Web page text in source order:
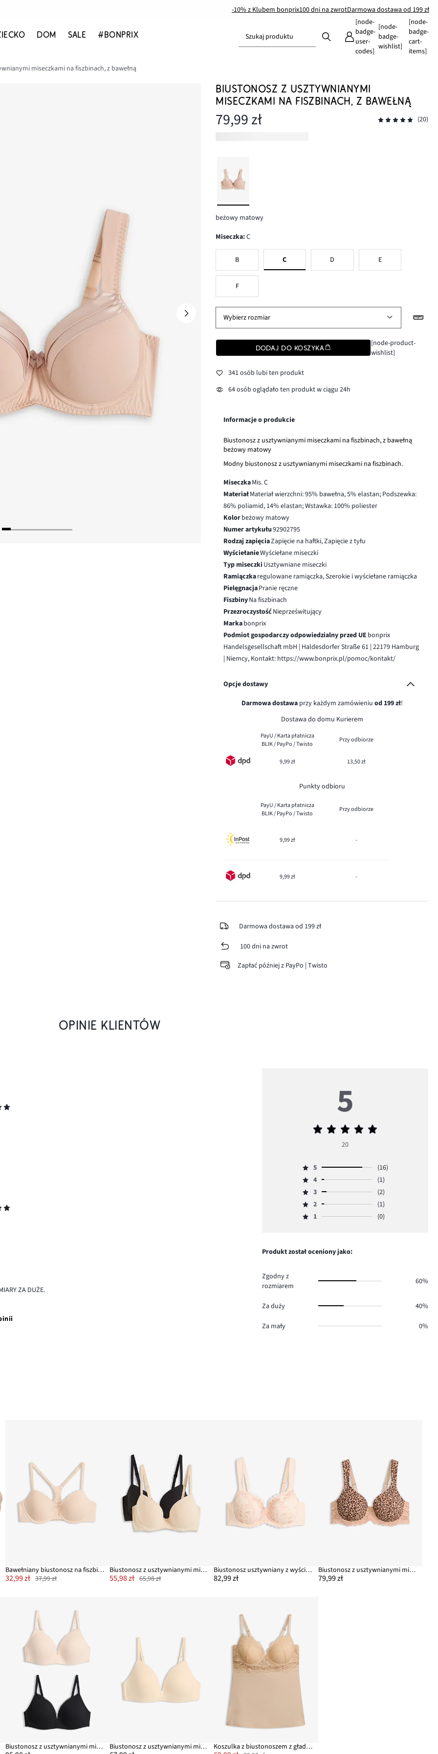
-10% z Klubem bonprix100 dni na zwrotDarmowa dostawa od 199 zł
DOM SALE #BONPRIX Szukaj produktu
[node-
badge-
user-
codes]
[node-
badge-
wishlist]
[node-
badge-
cart-
items]
miseczkami na fiszbinach, z bawełną
BIUSTONOSZ Z USZTYWNIANYMI
MISECZKAMI NA FISZBINACH, Z BAWEŁNĄ
79,99 zł (20)
beżowy matowy
Miseczka:C
B C D E
F
Wybierz rozmiar
DODAJ DO KOSZYKA
[node-product-
wishlist]
341 osób lubi ten produkt
64 osób oglądało ten produkt w ciągu 24h
Informacje o produkcie
Biustonosz z usztywnianymi miseczkami na fiszbinach, z bawełną
beżowy matowy
Modny biustonosz z usztywnianymi miseczkami na fiszbinach.
MiseczkaMis. C
MateriałMateriał wierzchni: 95% bawełna, 5% elastan; Podszewka:
86% poliamid, 14% elastan; Wstawka: 100% poliester
Kolorbeżowy matowy
Numer artykułu92902795
Rodzaj zapięciaZapięcie na haftki, Zapięcie z tyłu
WyściełanieWyściełane miseczki
Typ miseczki Usztywniane miseczki
Ramiączkaregulowane ramiączka, Szerokie i wyściełane ramiączka
PielęgnacjaPranie ręczne
FiszbinyNa fiszbinach
PrzezroczystośćNieprześwitujący
Markabonprix
Podmiot gospodarczy odpowiedzialny przed UE bonprix
Handelsgesellschaft mbH | Haldesdorfer Straße 61 | 22179 Hamburg
| Niemcy, Kontakt: https://www.bonprix.pl/pomoc/kontakt/
Opcje dostawy
Darmowa dostawaprzy każdym zamówieniu od 199 zł!
Dostawa do domu Kurierem
PayU / Karta płatnicza
BLIK / PayPo / Twisto
Przy odbiorze
9,99 zł 13,50 zł
Punkty odbioru
PayU / Karta płatnicza
BLIK / PayPo / Twisto
Przy odbiorze
9,99 zł -
9,99 zł -
Darmowa dostawa od 199 zł
100 dni na zwrot
Zapłać później z PayPo | Twisto
OPINIE KLIENTÓW
ZA DUŻE.
5
Średnia
5
20
Ocena
5,
ilość
głosów
5
(16)
Ocena
4,
ilość
głosów
4
(1)
Ocena
3,
ilość
3
(2)
Ocena
2,
1.
2
(1)
Ocena
głosów
1 (0)
Produkt został oceniony jako:
Zgodny z
rozmiarem
60%
Za duży 40%
Za mały 0%
Bawełniany biustonosz na fiszbinach z formowanymi miseczkami i zapięciem z przodu
32,99 zł 37,99 zł
Biustonosz z usztywnianymi miseczkami z bawełną organiczną (2 szt.)
55,98 zł 65,98 zł
Biustonosz usztywniany z wyściełanymi ramiączkami
82,99 zł
Biustonosz z usztywnianymi miseczkami i wyściełanymi ramiączkami
79,99 zł
Biustonosz z usztywnianymi miseczkami, bez fiszbinów, z bawełną (2 szt.) Biustonosz z usztywnianymi miseczkami bezszwowy, bez fiszbinów Koszulka z biustonoszem z gładkiej mikrofibry